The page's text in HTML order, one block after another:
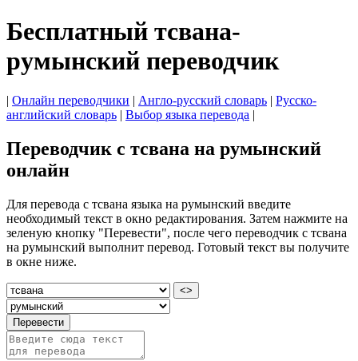
Бесплатный тсвана-
румынский переводчик
| Онлайн переводчики | Англо-русский словарь | Русско-
английский словарь | Выбор языка перевода |
Переводчик с тсвана на румынский
онлайн
Для перевода с тсвана языка на румынский введите
необходимый текст в окно редактирования. Затем нажмите на
зеленую кнопку "Перевести", после чего переводчик с тсвана
на румынский выполнит перевод. Готовый текст вы получите
в окне ниже.
<>
Перевести